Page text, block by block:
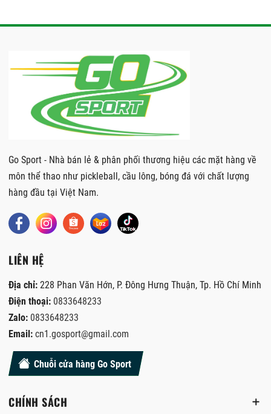
Go Sport - Nhà bán lẻ & phân phối thương hiệu các mặt hàng về
môn thể thao như pickleball, cầu lông, bóng đá với chất lượng
hàng đầu tại Việt Nam.
LIÊN HỆ
Địa chỉ: 228 Phan Văn Hớn, P. Đông Hưng Thuận, Tp. Hồ Chí Minh
Điện thoại: 0833648233
Zalo: 0833648233
Email: cn1.gosport@gmail.com
Chuỗi cửa hàng Go Sport
CHÍNH SÁCH